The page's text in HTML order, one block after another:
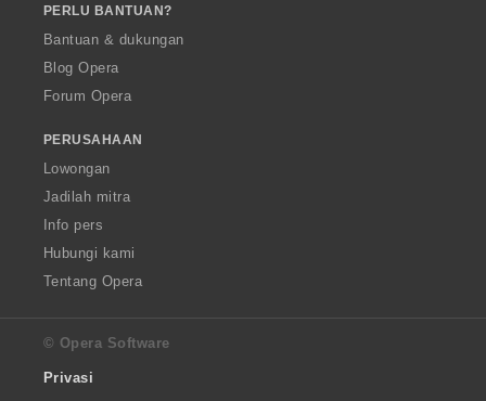
PERLU BANTUAN?
Bantuan & dukungan
Blog Opera
Forum Opera
PERUSAHAAN
Lowongan
Jadilah mitra
Info pers
Hubungi kami
Tentang Opera
© Opera Software
Privasi